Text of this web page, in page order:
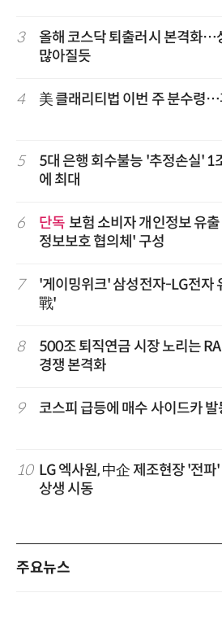
3
올해 코스닥 퇴출러시 본격화…
많아질듯
4 美 클래리티법 이번 주 분수령…
5
5대 은행 회수불능 '추정손실'
에 최대
6 단독 보험 소비자 개인정보 유
정보보호 협의체' 구성
7
'게이밍위크' 삼성전자-LG전자
戰'
8
500조 퇴직연금 시장 노리는
경쟁 본격화
9 코스피 급등에 매수 사이드카 발
10 LG 엑사원, 中企 제조현장 '전
상생 시동
주요뉴스